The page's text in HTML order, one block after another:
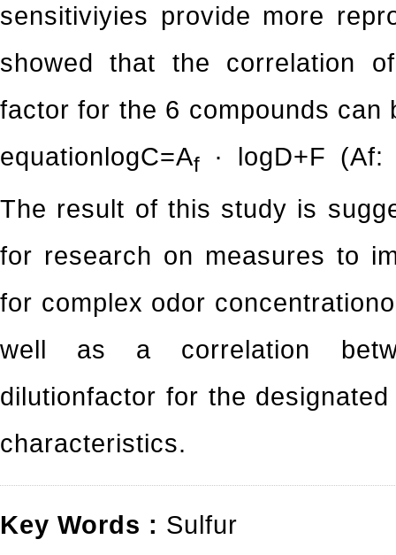
sensitiviyies provide more
showed that the correlation
factor for the 6 compounds
equationlogC=Af
∙ logD+F
The result of this study is
for research on measures to
for complex odor
well as a correlation
dilutionfactor for the
characteristics.
Key Words : Sulfur